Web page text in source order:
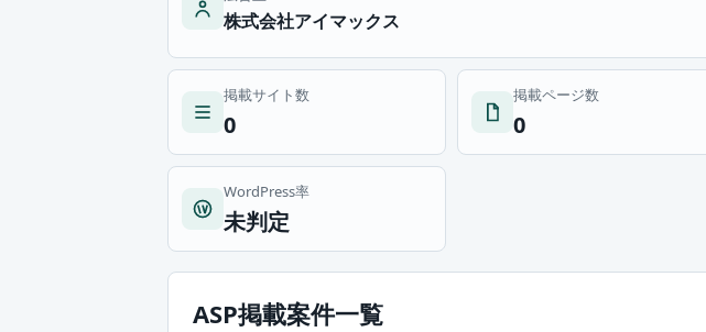
株式会社アイマックス
掲載サイト数
0
掲載ページ数
0
WordPress率
未判定
ASP掲載案件一覧